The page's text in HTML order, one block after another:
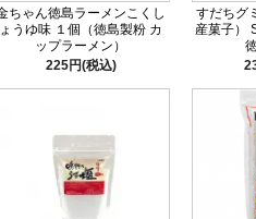
ちゃん徳島ラーメンこくし
ょうゆ味 １個（徳島製粉 カ
ップラーメン）
225円(税込)
すだちグ
産菓子）